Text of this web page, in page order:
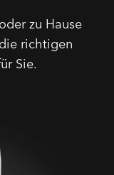
zu Hause
richtigen
Sie.